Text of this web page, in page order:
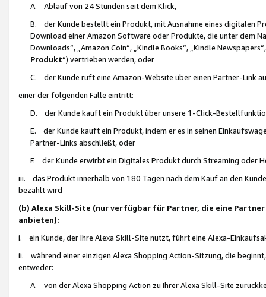
A. Ablauf von 24 Stunden seit dem Klick,
B. der Kunde bestellt ein Produkt, mit Ausnahme eines digitalen
Download einer Amazon Software oder Produkte, die unter dem
Downloads“, „Amazon Coin“, „Kindle Books“, „Kindle
Produkt“) vertrieben werden, oder
C. der Kunde ruft eine Amazon-Website über einen Partner-Link
einer der folgenden Fälle eintritt:
D. der Kunde kauft ein Produkt über unsere 1-Click-
E. der Kunde kauft ein Produkt, indem er es in seinen
Partner-Links abschließt, oder
F. der Kunde erwirbt ein Digitales Produkt durch Streaming oder
iii. das Produkt innerhalb von 180 Tagen nach dem Kauf an den
bezahlt wird
(b) Alexa Skill-Site (nur verfügbar für Partner, die eine
anbieten):
i. ein Kunde, der Ihre Alexa Skill-Site nutzt, führt eine Alexa-
ii. während einer einzigen Alexa Shopping Action-Sitzung, die
entweder:
A. von der Alexa Shopping Action zu Ihrer Alexa Skill-Site